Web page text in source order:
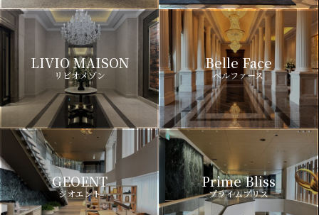
LIVIO MAISON
リビオメゾン
Belle Face
ベルファース
GEOENT
ジオエント
Prime Bliss
プライムブリス